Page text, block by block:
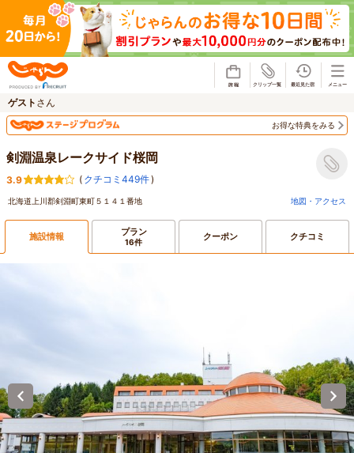
ゲスト さん
お得な特典をみる
剣淵温泉レークサイド桜岡
3.9 ( クチコミ449件)
北海道上川郡剣淵町東町５１４１番地 地図・アクセス
施設情報 プラン
16件 クーポン クチコミ